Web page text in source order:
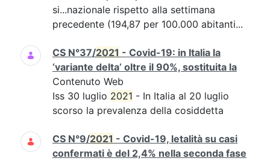
si...nazionale rispetto alla settimana
precedente (194,87 per 100.000 abitanti...
CS N°37/2021 - Covid-19: in Italia la
‘variante delta’ oltre il 90%, sostituita la
Contenuto Web
Iss 30 luglio 2021 - In Italia al 20 luglio
scorso la prevalenza della cosiddetta
CS N°9/2021 - Covid-19, letalità su casi
confermati è del 2,4% nella seconda fase